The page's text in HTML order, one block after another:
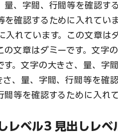
量、字間、行間等を確認す
確認するために入れてい
入れています。この文章は
の文章はダミーです。文字
。文字の大きさ、量、字
、量、字間、行間等を確
等を確認するために入れて
レベル3 見出しレ